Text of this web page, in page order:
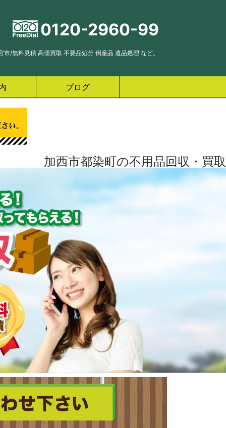
0120-2960-99
/無料見積 高価買取 不要品処分 倒産品 遺品処理 など。
ブログ
加西市都染町の不用品回収・買取